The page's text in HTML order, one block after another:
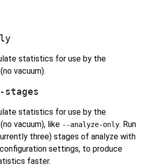
statistics for use by the
vacuum).
statistics for use by the
vacuum), like --analyze-only. Run
three) stages of analyze with
settings, to produce
faster.